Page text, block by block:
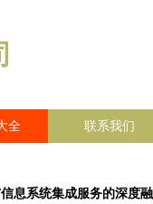
全 联系我们
息系统集成服务的深度